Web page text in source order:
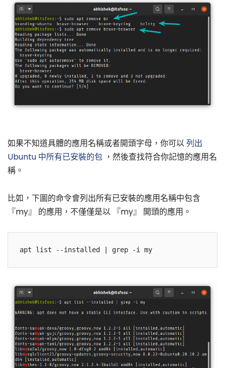
如果不知道具體的應用名稱或者開頭字母，你可以列出
Ubuntu 中所有已安裝的包 ，然後查找符合你記憶的應用名
稱。
比如，下圖的命令會列出所有已安裝的應用名稱中包含
『my』 的應用，不僅僅是以 『my』 開頭的應用。